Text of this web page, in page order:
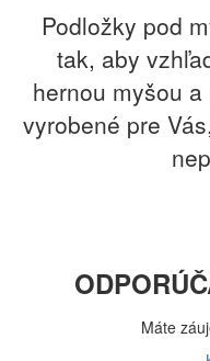
Podložky pod
tak, aby
hernou myšou
vyrobené pre
Máte